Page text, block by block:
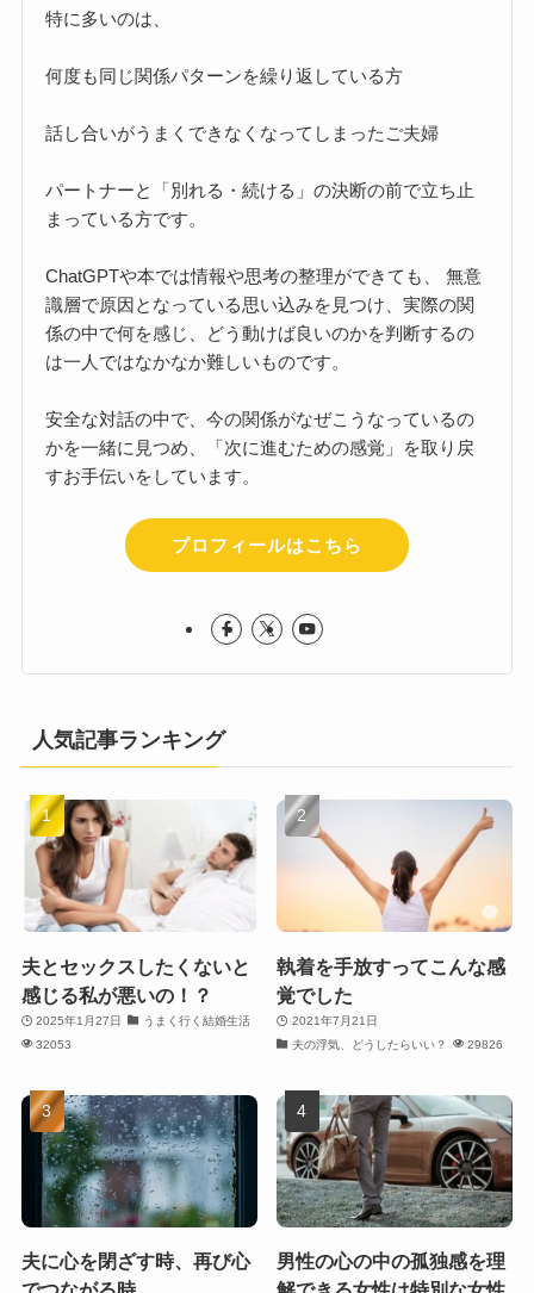
特に多いのは、
何度も同じ関係パターンを繰り返している方
話し合いがうまくできなくなってしまったご夫婦
パートナーと「別れる・続ける」の決断の前で立ち止
まっている方です。
ChatGPTや本では情報や思考の整理ができても、 無意
識層で原因となっている思い込みを見つけ、実際の関
係の中で何を感じ、どう動けば良いのかを判断するの
は一人ではなかなか難しいものです。
安全な対話の中で、今の関係がなぜこうなっているの
かを一緒に見つめ、「次に進むための感覚」を取り戻
すお手伝いをしています。
プロフィールはこちら
人気記事ランキング
夫とセックスしたくないと
感じる私が悪いの！？
2025年1月27日
うまく行く結婚生活
32053
執着を手放すってこんな感
覚でした
2021年7月21日
夫の浮気、どうしたらいい？
29826
夫に心を閉ざす時、再び心
男性の心の中の孤独感を理